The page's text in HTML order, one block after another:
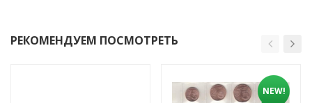
РЕКОМЕНДУЕМ ПОСМОТРЕТЬ
NEW!